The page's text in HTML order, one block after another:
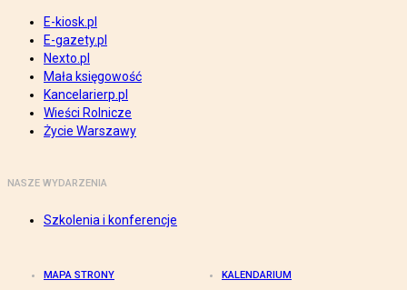
E-kiosk.pl
E-gazety.pl
Nexto.pl
Mała księgowość
Kancelarierp.pl
Wieści Rolnicze
Życie Warszawy
NASZE WYDARZENIA
Szkolenia i konferencje
MAPA STRONY KALENDARIUM